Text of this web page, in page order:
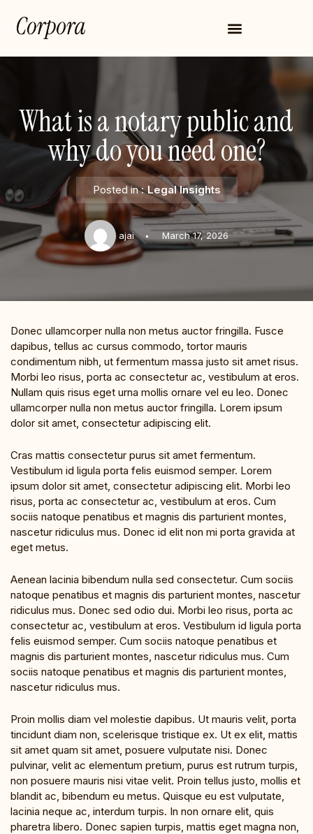
Skip
What is a notary public and
why do you need one?
Posted in : Legal Insights
ajai March 17, 2026
Donec ullamcorper nulla non metus auctor fringilla. Fusce
dapibus, tellus ac cursus commodo, tortor mauris
condimentum nibh, ut fermentum massa justo sit amet risus.
Morbi leo risus, porta ac consectetur ac, vestibulum at eros.
Nullam quis risus eget urna mollis ornare vel eu leo. Donec
ullamcorper nulla non metus auctor fringilla. Lorem ipsum
dolor sit amet, consectetur adipiscing elit.
Cras mattis consectetur purus sit amet fermentum.
Vestibulum id ligula porta felis euismod semper. Lorem
ipsum dolor sit amet, consectetur adipiscing elit. Morbi leo
risus, porta ac consectetur ac, vestibulum at eros. Cum
sociis natoque penatibus et magnis dis parturient montes,
nascetur ridiculus mus. Donec id elit non mi porta gravida at
eget metus.
Aenean lacinia bibendum nulla sed consectetur. Cum sociis
natoque penatibus et magnis dis parturient montes, nascetur
ridiculus mus. Donec sed odio dui. Morbi leo risus, porta ac
consectetur ac, vestibulum at eros. Vestibulum id ligula porta
felis euismod semper. Cum sociis natoque penatibus et
magnis dis parturient montes, nascetur ridiculus mus. Cum
sociis natoque penatibus et magnis dis parturient montes,
nascetur ridiculus mus.
Proin mollis diam vel molestie dapibus. Ut mauris velit, porta
tincidunt diam non, scelerisque tristique ex. Ut ex elit, mattis
sit amet quam sit amet, posuere vulputate nisi. Donec
pulvinar, velit ac elementum pretium, purus est rutrum turpis,
non posuere mauris nisi vitae velit. Proin tellus justo, mollis et
blandit ac, bibendum eu metus. Quisque eu est vulputate,
lacinia neque ac, interdum turpis. In non ornare elit, quis
pharetra libero. Donec sapien turpis, mattis eget magna non,